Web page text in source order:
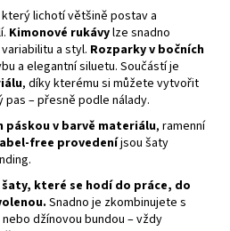
který lichotí většině postav a
Kimonové rukávylze snadno
a styl. Rozparky v bočních
a elegantní siluetu. Součástí je
, díky kterému si můžete vytvořit
– přesně podle nálady.
páskou v barvě materiálu, ramenní
provedeníjsou šaty
šaty, které se hodí do práce, do
Snadno je zkombinujete s
džínovou bundou – vždy